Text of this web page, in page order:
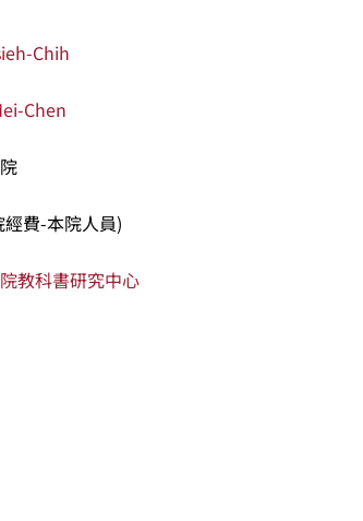
Chih
Chen
費-本院人員)
教科書研究中心